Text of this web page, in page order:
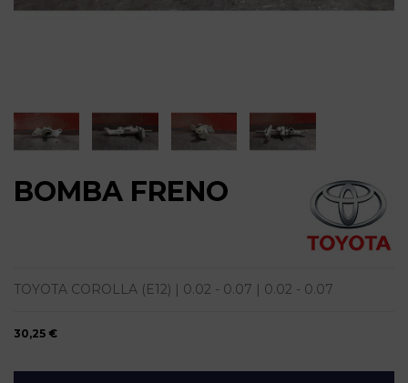
BOMBA FRENO
TOYOTA COROLLA (E12) | 0.02 - 0.07 | 0.02 - 0.07
30,25 €